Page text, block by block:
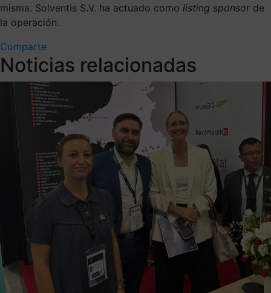
misma. Solventis S.V. ha actuado como listing sponsor de
la operación.
Comparte
Noticias relacionadas